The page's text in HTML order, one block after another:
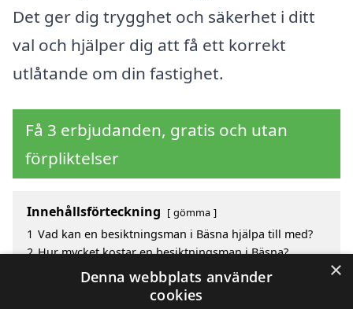
Det ger dig trygghet och säkerhet i ditt
val och hjälper dig att få ett korrekt
utlåtande om din fastighet.
Få 3 erbjudanden, gratis och utan
förpliktelser
Innehållsförteckning gömma
1 Vad kan en besiktningsman i Bäsna hjälpa till med?
2 Hur mycket kostar en besiktningsman i Bäsna?
Fördelar med att välja besiktningsman i Bäsna
Sök efter en skicklig besiktningsman i de omgivande
×
Denna webbplats använder
cookies